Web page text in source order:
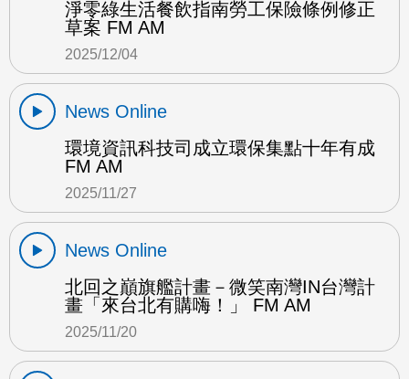
淨零綠生活餐飲指南勞工保險條例修正
草案 FM AM
2025/12/04
News Online
環境資訊科技司成立環保集點十年有成
FM AM
2025/11/27
News Online
北回之巔旗艦計畫－微笑南灣IN台灣計
畫「來台北有購嗨！」 FM AM
2025/11/20